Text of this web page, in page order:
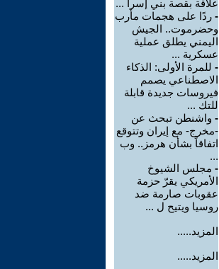
علاقة بقصة بني إسرا ...
- ردًا على هجمات مأرب
وحضرموت.. الجيش
اليمني يطلق عملية
عسكرية ...
- للمرة الأولى: الذكاء
الاصطناعي يصمم
فيروسات جديدة قابلة
للتك ...
- واشنطن تبحث عن
-مخرج- مع إيران وتتوقع
اتفاقاً بشأن هرمز.. وب
...
- مجلس الشيوخ
الأمريكي يقرّ حزمة
عقوبات صارمة ضد
روسيا ويتيح ل ...
المزيد.....
المزيد.....